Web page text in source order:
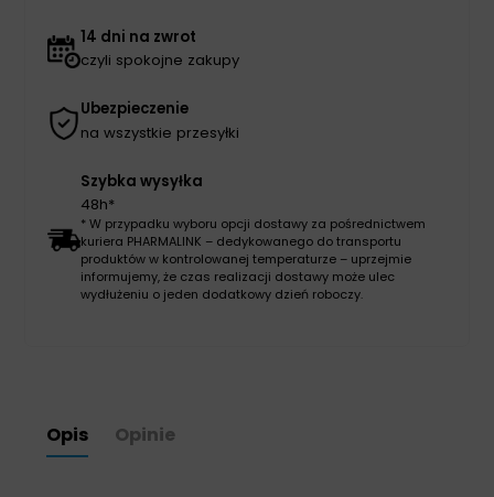
14 dni na zwrot
czyli spokojne zakupy
Ubezpieczenie
na wszystkie przesyłki
Szybka wysyłka
48h*
* W przypadku wyboru opcji dostawy za pośrednictwem
kuriera PHARMALINK – dedykowanego do transportu
produktów w kontrolowanej temperaturze – uprzejmie
informujemy, że czas realizacji dostawy może ulec
wydłużeniu o jeden dodatkowy dzień roboczy.
Opis Opinie